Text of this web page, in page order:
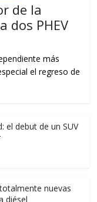
de la
dos PHEV
más
el regreso de
el debut de un SUV
nuevas
diésel